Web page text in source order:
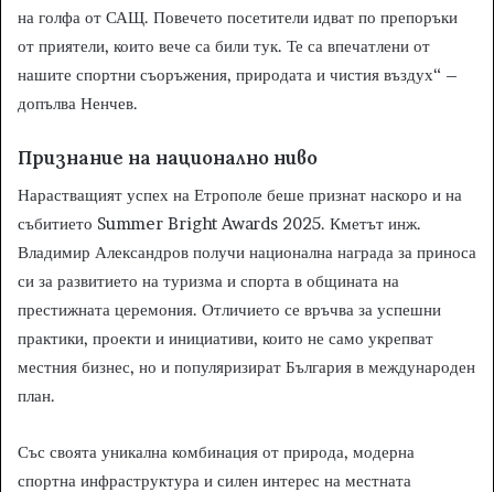
на голфа от САЩ. Повечето посетители идват по препоръки
от приятели, които вече са били тук. Те са впечатлени от
нашите спортни съоръжения, природата и чистия въздух“ –
допълва Ненчев.
Признание на национално ниво
Нарастващият успех на Етрополе беше признат наскоро и на
събитието Summer Bright Awards 2025. Кметът инж.
Владимир Александров получи национална награда за приноса
си за развитието на туризма и спорта в общината на
престижната церемония. Отличието се връчва за успешни
практики, проекти и инициативи, които не само укрепват
местния бизнес, но и популяризират България в международен
план.
Със своята уникална комбинация от природа, модерна
спортна инфраструктура и силен интерес на местната